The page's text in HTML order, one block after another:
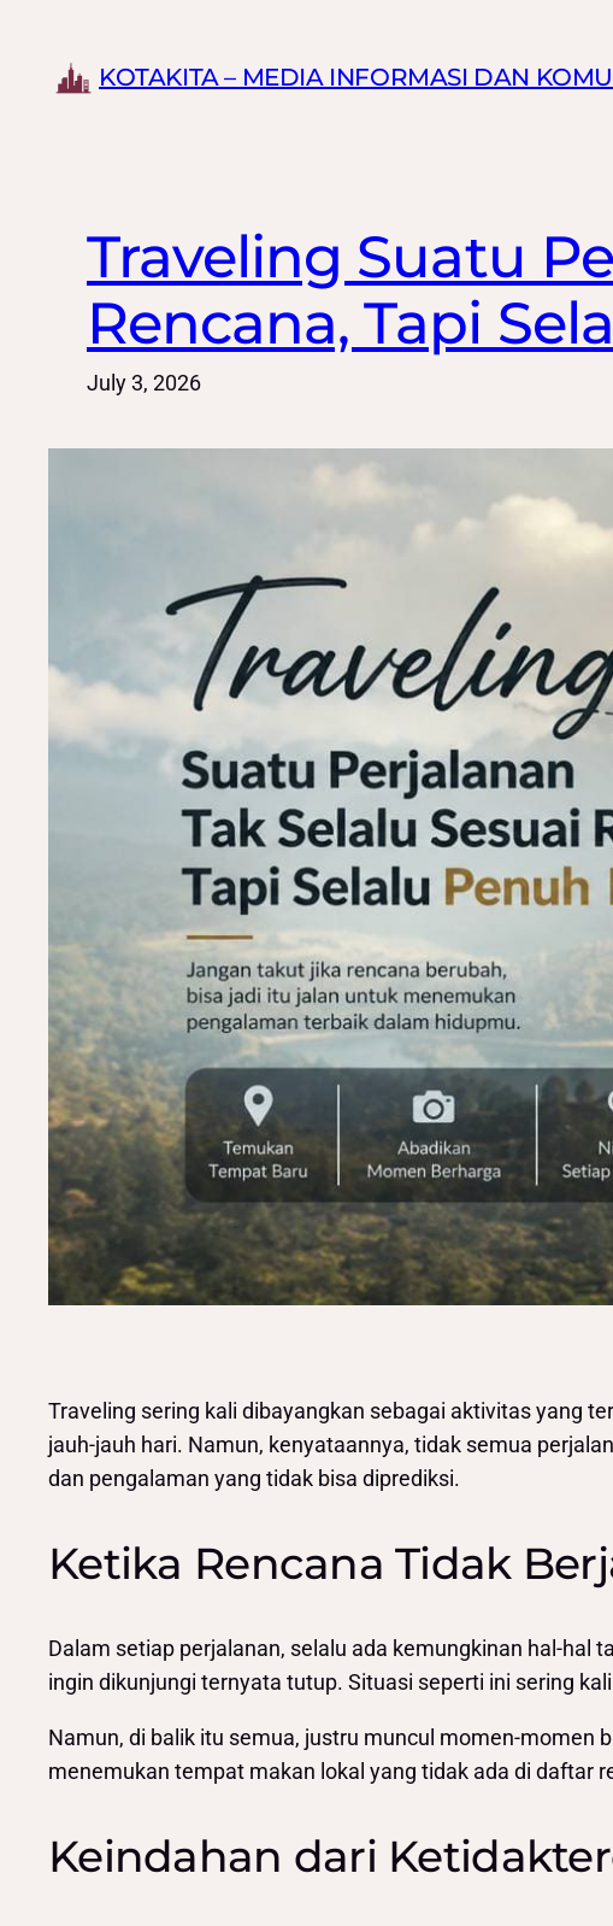
content
KOTAKITA – MEDIA INFORMASI DAN
Traveling Suatu
Rencana, Tapi
July 3, 2026
Traveling sering kali dibayangkan sebagai aktivitas yang
jauh-jauh hari. Namun, kenyataannya, tidak semua
dan pengalaman yang tidak bisa diprediksi.
Ketika Rencana Tidak
Dalam setiap perjalanan, selalu ada kemungkinan hal-hal
ingin dikunjungi ternyata tutup. Situasi seperti ini sering
Namun, di balik itu semua, justru muncul momen-momen
menemukan tempat makan lokal yang tidak ada di daftar
Keindahan dari